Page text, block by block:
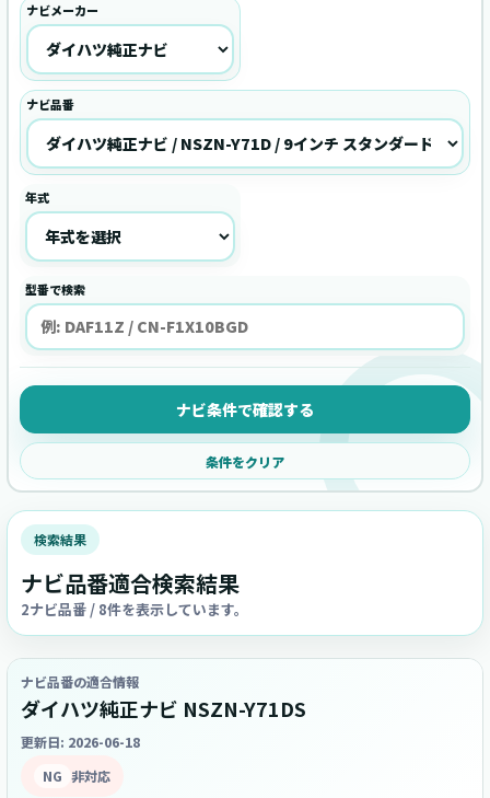
ナビメーカー
ナビ品番
年式
型番で検索
ナビ条件で確認する
条件をクリア
検索結果
ナビ品番適合検索結果
2ナビ品番 / 8件を表示しています。
ナビ品番の適合情報
ダイハツ純正ナビ NSZN-Y71DS
更新日: 2026-06-18
NG 非対応